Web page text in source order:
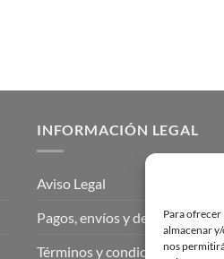
Para ofrecer
almacenar
nos
INFORMACIÓN LEGAL
Aviso Legal
Pagos, envíos y devoluciones
Términos y condiciones